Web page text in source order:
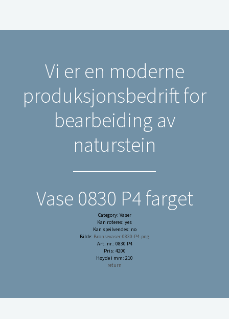
Vi er en moderne
produksjonsbedrift for
bearbeiding av
naturstein
Vase 0830 P4 farget
Category: Vaser
Kan roteres: yes
Kan speilvendes: no
Bilde: Bronsevaser-0830-P4.png
Art. nr.: 0830 P4
Pris: 4200
Høyde i mm: 210
return